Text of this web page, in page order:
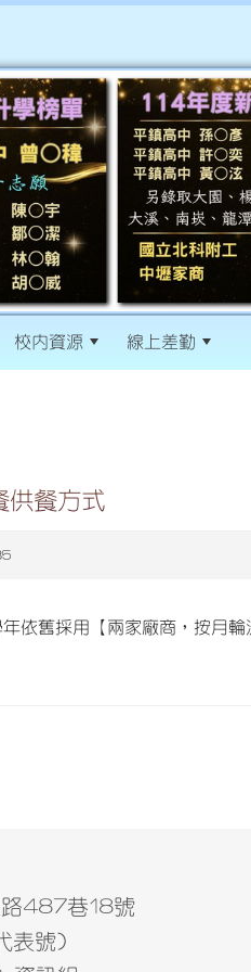
校內資源 線上差勤
供餐方式
依舊採用【兩家廠商，按月
487巷18號
表號)